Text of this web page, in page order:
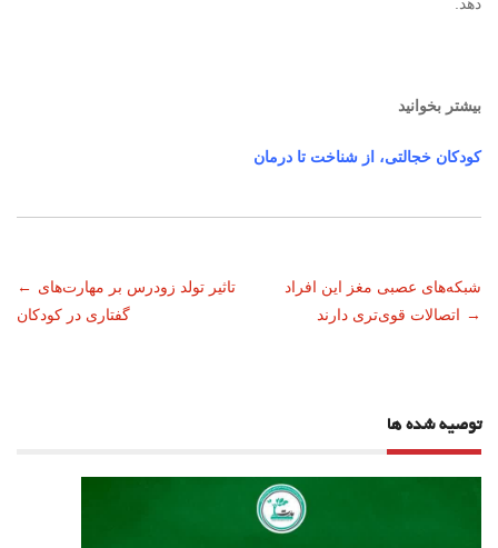
دهد.
بیشتر بخوانید
کودکان خجالتی، از شناخت تا درمان
ناوبری
نوشته
← تاثیر تولد زودرس بر مهارت‌های
گفتاری در کودکان
شبکه‌های عصبی مغز این افراد
اتصالات قوی‌تری دارند →
توصیه شده ها